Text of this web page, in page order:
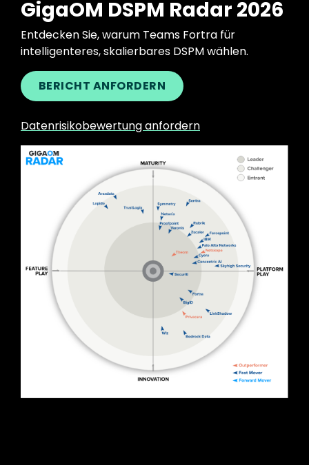
GigaOM DSPM Radar 2026
Entdecken Sie, warum Teams Fortra für
intelligenteres, skalierbares DSPM wählen.
BERICHT ANFORDERN
Datenrisikobewertung anfordern
Image